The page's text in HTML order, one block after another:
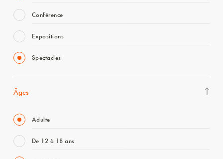
Conférence
Expositions
Spectacles
Âges
Adulte
De 12 à 18 ans